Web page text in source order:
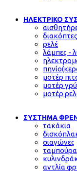
ΗΛΕΚΤΡΙΚΟ
διακόπτες
ρελέ
λάμπες -
μοτέρ
μοτέρ
μοτέρ
ΣΥΣΤΗΜΑ
τακάκια
σιαγώνες
ταμπούρα
αντλία